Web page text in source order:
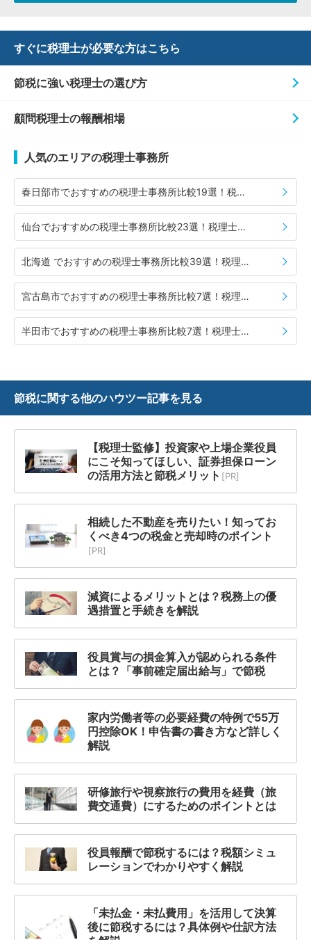
すぐに税理士が必要な方はこちら
節税に強い税理士の選び方
顧問税理士の報酬相場
人気のエリアの税理士事務所
春日部市でおすすめの税理士事務所比較19選！税理士の選び方や費用相場も併せて紹介
仙台でおすすめの税理士事務所比較23選！税理士の選び方や費用相場も併せて紹介
北海道 でおすすめの税理士事務所比較39選！税理士の選び方や費用相場も併せて紹介
宮古島市でおすすめの税理士事務所比較7選！税理士の選び方や費用相場も併せて紹介
半田市でおすすめの税理士事務所比較7選！税理士の選び方や費用相場も併せて紹介
節税に関する他のハウツー記事を見る
【税理士監修】投資家や上場企業役員
にこそ知ってほしい、証券担保ローン
の活用方法と節税メリット [PR]
相続した不動産を売りたい！知ってお
くべき4つの税金と売却時のポイント
[PR]
減資によるメリットとは？税務上の優
遇措置と手続きを解説
役員賞与の損金算入が認められる条件
とは？「事前確定届出給与」で節税
家内労働者等の必要経費の特例で55万
円控除OK！申告書の書き方など詳しく
解説
研修旅行や視察旅行の費用を経費（旅
費交通費）にするためのポイントとは
役員報酬で節税するには？税額シミュ
レーションでわかりやすく解説
「未払金・未払費用」を活用して決算
後に節税するには？具体例や仕訳方法